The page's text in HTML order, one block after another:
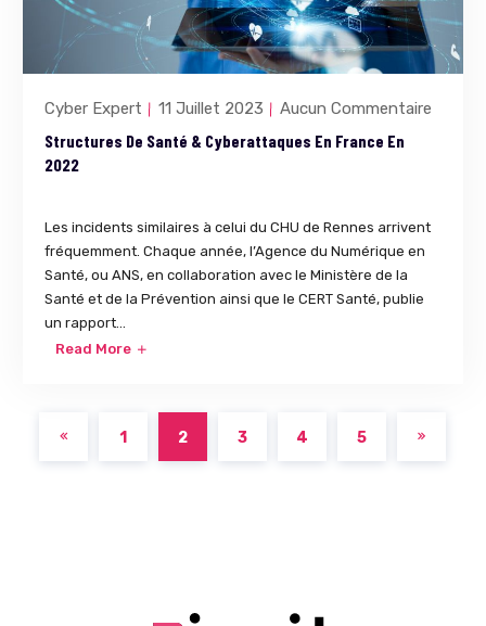
Cyber Expert 11 Juillet 2023 Aucun Commentaire
Structures De Santé & Cyberattaques En France En
2022
Les incidents similaires à celui du CHU de Rennes arrivent
fréquemment. Chaque année, l’Agence du Numérique en
Santé, ou ANS, en collaboration avec le Ministère de la
Santé et de la Prévention ainsi que le CERT Santé, publie
un rapport...
Read More
1 2 3 4 5